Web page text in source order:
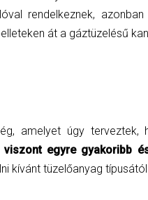
rendelkeznek,
át a gáztüzelésű
amelyet úgy terveztek,
egyre gyakoribb
kívánt tüzelőanyag